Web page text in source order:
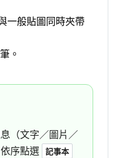
一般貼圖同時夾帶
。
（文字／圖片／
序點選 記事本